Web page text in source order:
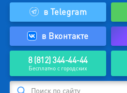
в Telegram
в Вконтакте
8 (812) 344-44-44
Бесплатно с городских
Поиск по сайту